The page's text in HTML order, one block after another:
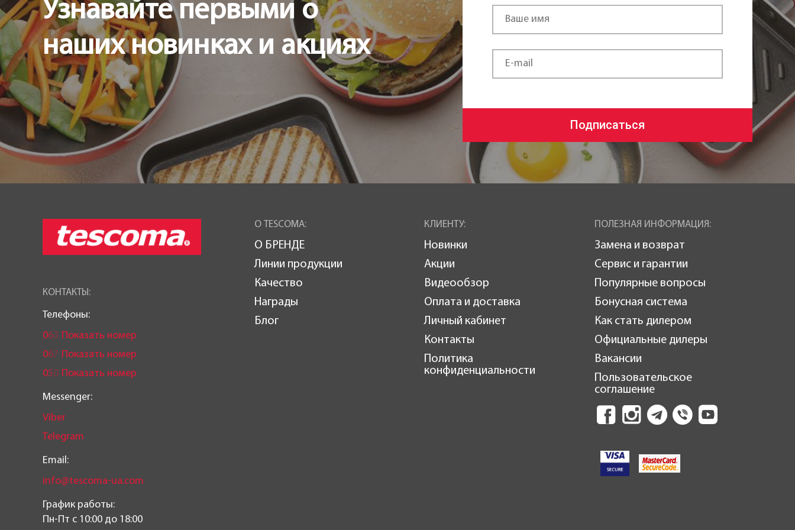
Узнавайте первыми о
наших новинках и акциях
Подписаться
КОНТАКТЫ:
Телефоны:
063 Показать номер
067 Показать номер
050 Показать номер
Messenger:
Viber
Telegram
Email:
info@tescoma-ua.com
График работы:
Пн-Пт c 10:00 до 18:00
О TESCOMA:
О БРЕНДЕ
Линии продукции
Качество
Награды
Блог
КЛИЕНТУ:
Новинки
Акции
Видеообзор
Оплата и доставка
Личный кабинет
Контакты
Политика
конфиденциальности
ПОЛЕЗНАЯ ИНФОРМАЦИЯ:
Замена и возврат
Сервис и гарантии
Популярные вопросы
Бонусная система
Как стать дилером
Официальные дилеры
Вакансии
Пользовательское
соглашение